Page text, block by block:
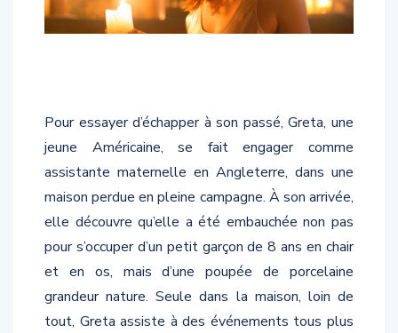
Pour essayer d’échapper à son passé, Greta, une
jeune Américaine, se fait engager comme
assistante maternelle en Angleterre, dans une
maison perdue en pleine campagne. À son arrivée,
elle découvre qu’elle a été embauchée non pas
pour s’occuper d’un petit garçon de 8 ans en chair
et en os, mais d’une poupée de porcelaine
grandeur nature. Seule dans la maison, loin de
tout, Greta assiste à des événements tous plus